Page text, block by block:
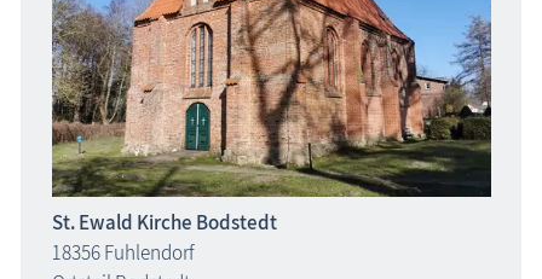
St. Ewald Kirche Bodstedt
18356 Fuhlendorf